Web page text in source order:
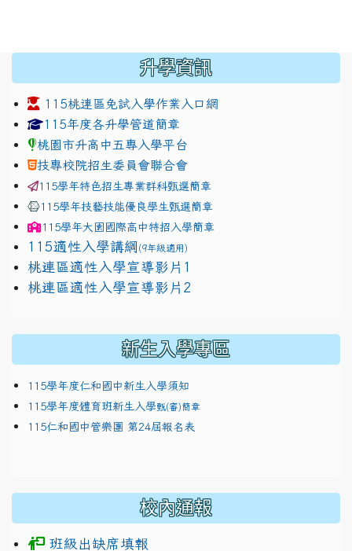
升學資訊
115桃連區免試入學作業入口網
link to https://www.jhjhs.tyc.edu.tw/modules/
115年度各升學管道簡章
桃園市升高中五專入學平台
技專校院招生委員會聯合會
115學年特色招生專業群科甄選簡章
115學年技藝技能優良學生甄選簡章
115學年大園國際高中特招入學簡章
115適性入學講綱 (9年級適用)
link to https://docs.google.com/presentation/d/
桃連區適性入學宣導影片1
link to https://docs.google.com/presentation/d/
桃連區適性入學宣導影片2
新生入學專區
115學年度仁和國中新生入學須知
115學年度體育班新生入學甄(審)簡章
115仁和國中管樂團 第24屆報名表
校內通報
班級出缺席填報